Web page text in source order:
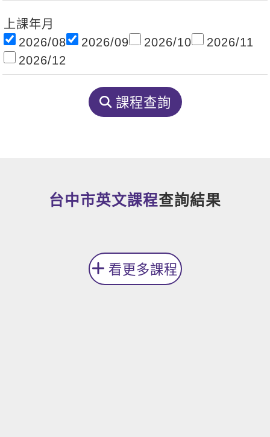
英文文法技巧
英文寫作
Cengage TED Talks
CNN聽力強化
外語即時通
兒童美語
點讀筆教材
數位學習教材
上課年月
2026/08
2026/09 2026/10
2026/11
2026/12
課程查詢
台中市英文課程查詢結果
看更多課程